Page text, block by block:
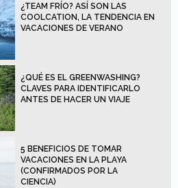
¿TEAM FRÍO? ASÍ SON LAS
COOLCATION, LA TENDENCIA EN
VACACIONES DE VERANO
¿QUÉ ES EL GREENWASHING?
CLAVES PARA IDENTIFICARLO
ANTES DE HACER UN VIAJE
5 BENEFICIOS DE TOMAR
VACACIONES EN LA PLAYA
(CONFIRMADOS POR LA
CIENCIA)